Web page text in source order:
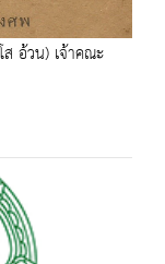
อ้วน) เจ้าคณะ